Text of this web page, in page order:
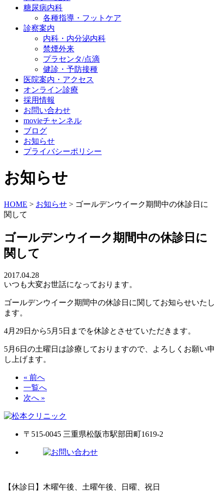
糖尿病内科
各種指導・フットケア
診察案内
内科・内分泌内科
禁煙外来
プラセンタ/点滴
健診・予防接種
医院案内・アクセス
オンライン診療
採用情報
お問い合わせ
movieチャンネル
ブログ
お知らせ
プライバシーポリシー
お知らせ
HOME > お知らせ > ゴールデンウイーク期間中の休診日に
関して
ゴールデンウイーク期間中の休診日に
関して
2017.04.28
いつも大変お世話になっております。
ゴールデンウイーク期間中の休診日に関してお知らせいたし
ます。
4月29日から5月5日までを休診とさせていただきます。
5月6日の土曜日は診療しておりますので、よろしくお願い申
し上げます。
« 前へ
一覧へ
次へ »
〒515-0045 三重県松阪市駅部田町1619-2
【休診日】木曜午後、土曜午後、日曜、祝日